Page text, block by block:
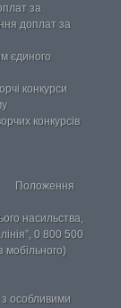
за
доплат за
єдиного
конкурси
конкурсів
Положення
насильства,
0 800 500
мобільного)
з особливими